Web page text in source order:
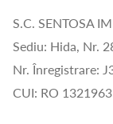
S.C. SENTOSA
Sediu: Hida, Nr.
Nr. Înregistrare:
CUI: RO